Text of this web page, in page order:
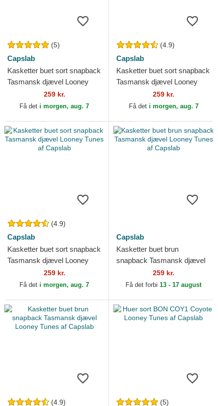
(5)
Capslab
Kasketter buet sort snapback
Tasmansk djævel Looney
Tunes af Capslab
259 kr.
Få det i morgen, aug. 7
(4.9)
Capslab
Kasketter buet sort snapback
Tasmansk djævel Looney
Tunes af Capslab
259 kr.
Få det i morgen, aug. 7
(4.9)
Capslab
Kasketter buet sort snapback
Tasmansk djævel Looney
Tunes af Capslab
259 kr.
Få det i morgen, aug. 7
Capslab
Kasketter buet brun
snapback Tasmansk djævel
Looney Tunes af Capslab
259 kr.
Få det forbi 13 - 17 august
(4.9) (5)